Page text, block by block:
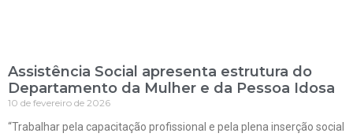
Assistência Social apresenta estrutura do
Departamento da Mulher e da Pessoa Idosa
10 de fevereiro de 2026
“Trabalhar pela capacitação profissional e pela plena inserção social